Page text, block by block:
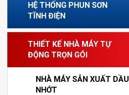
HỆ THỐNG PHUN SƠN
TĨNH ĐIỆN
THIẾT KẾ NHÀ MÁY TỰ
ĐỘNG TRỌN GÓI
NHÀ MÁY SẢN XUẤT DẦU
NHỚT